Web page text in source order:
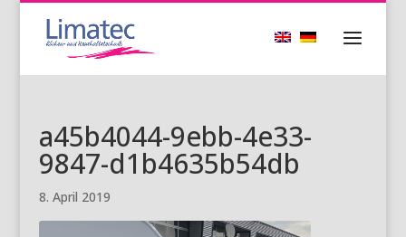
a45b4044-9ebb-4e33-
9847-d1b4635b54db
8. April 2019